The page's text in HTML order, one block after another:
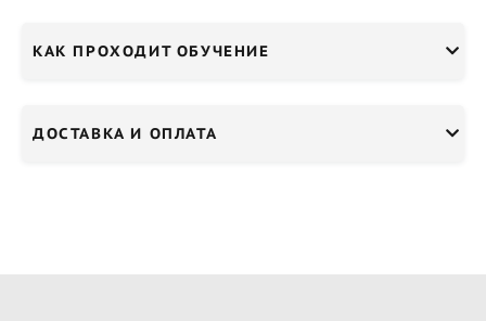
КАК ПРОХОДИТ ОБУЧЕНИЕ
ДОСТАВКА И ОПЛАТА